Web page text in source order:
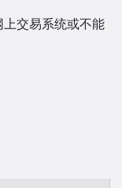
交易系统或不能